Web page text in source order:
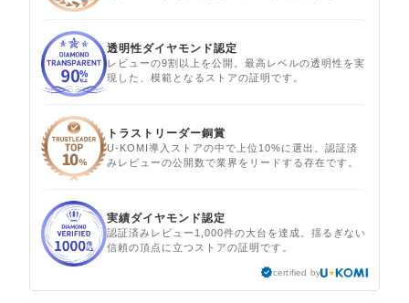
透明性ダイヤモンド認定
レビューの9割以上を公開。最高レベルの透明性を実
現した、模範となるストアの証明です。
トラストリーダー銅賞
U-KOMI導入ストアの中で上位10%に選出。認証済
みレビューの公開数で業界をリードする存在です。
実績ダイヤモンド認定
認証済みレビュー1,000件の大台を達成。揺るぎない
信頼の頂点に立つストアの証明です。
certified by